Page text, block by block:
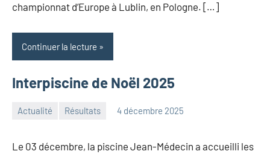
championnat d’Europe à Lublin, en Pologne. […]
Continuer la lecture
Interpiscine de Noël 2025
Actualité Résultats 4 décembre 2025
Le 03 décembre, la piscine Jean-Médecin a accueilli les